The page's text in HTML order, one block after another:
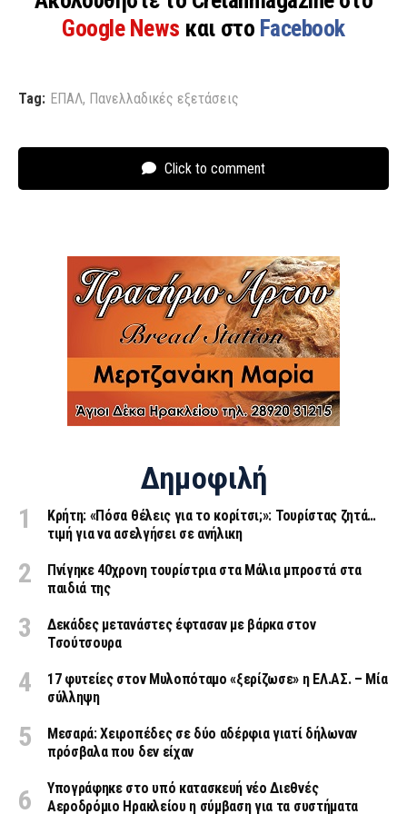
Google News και στο Facebook
Tag: ΕΠΑΛ, Πανελλαδικές εξετάσεις
Click to comment
Δημοφιλή
Κρήτη: «Πόσα θέλεις για το κορίτσι;»: Τουρίστας ζητά…
τιμή για να ασελγήσει σε ανήλικη
Πνίγηκε 40χρονη τουρίστρια στα Μάλια μπροστά στα
παιδιά της
Δεκάδες μετανάστες έφτασαν με βάρκα στον
Τσούτσουρα
17 φυτείες στον Μυλοπόταμο «ξερίζωσε» η ΕΛ.ΑΣ. – Μία
σύλληψη
Μεσαρά: Χειροπέδες σε δύο αδέρφια γιατί δήλωναν
πρόσβαλα που δεν είχαν
Υπογράφηκε στο υπό κατασκευή νέο Διεθνές
Αεροδρόμιο Ηρακλείου η σύμβαση για τα συστήματα